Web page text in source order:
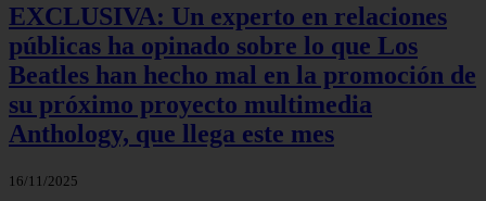
EXCLUSIVA: Un experto en relaciones
públicas ha opinado sobre lo que Los
Beatles han hecho mal en la promoción de
su próximo proyecto multimedia
Anthology, que llega este mes
16/11/2025